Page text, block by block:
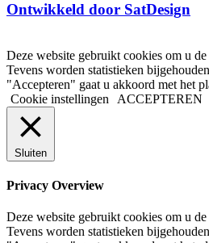
Ontwikkeld door SatDesign
Deze website gebruikt cookies om u
Tevens worden statistieken
"Accepteren" gaat u akkoord met het
Cookie instellingen
ACCEPTEREN
Sluiten
Privacy Overview
Deze website gebruikt cookies om u
Tevens worden statistieken